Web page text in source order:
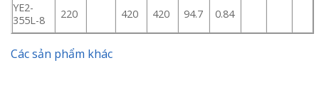
YE2-
355L-8
220 420 420 94.7 0.84
Các sản phẩm khác